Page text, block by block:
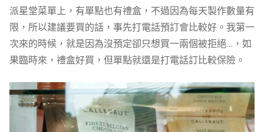
派星堂菜單上，有單點也有禮盒，不過因為每天製作數量有
限，所以建議要買的話，事先打電話預訂會比較好。我第一
次來的時候，就是因為沒預定卻只想買一兩個被拒絕…，如
果臨時來，禮盒好買，但單點就還是打電話訂比較保險。